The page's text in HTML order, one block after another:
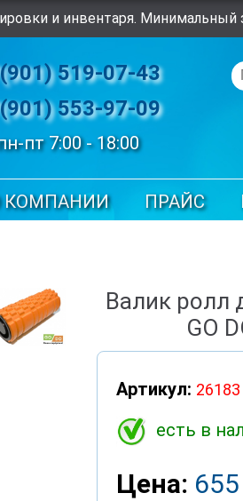
и инвентаря. Минимальный
519-07-43
553-97-09
пт 7:00 - 18:00
КОМПАНИИ ПРАЙС
Валик ролл
GO
Артикул: 26183
есть в
Цена: